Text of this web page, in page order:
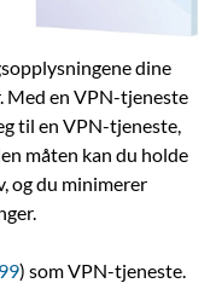
dine
Med en VPN-tjeneste
til en VPN-tjeneste,
måten kan du holde
og du minimerer
) som VPN-tjeneste.